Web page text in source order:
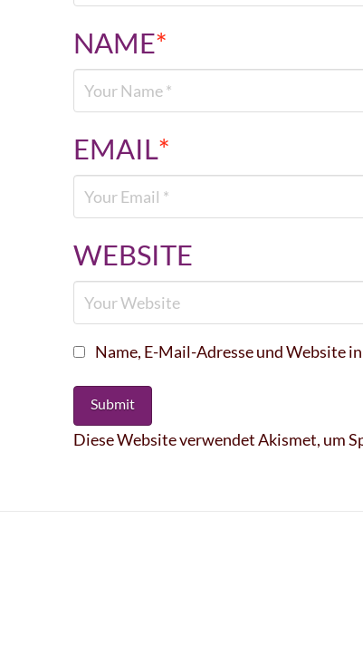
NAME*
EMAIL*
WEBSITE
Name, E-Mail-Adresse und Website
Diese Website verwendet Akismet, um